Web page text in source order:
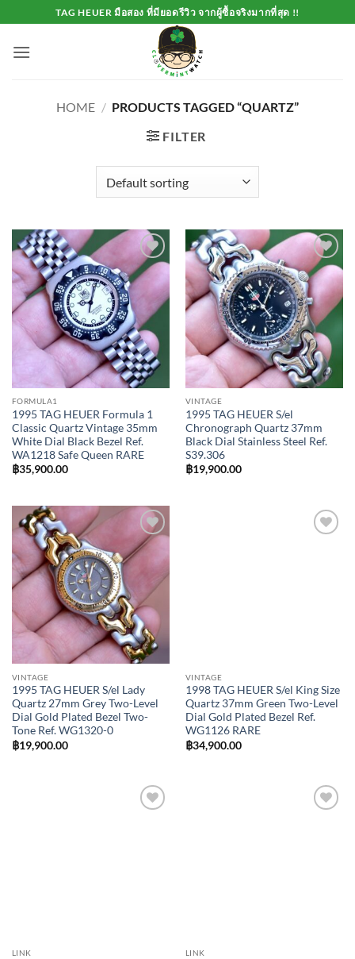
to
content
TAG HEUER มือสอง ที่มียอดรีวิว จากผู้ซื้อจริงมากที่สุด !!
HOME / PRODUCTS TAGGED “QUARTZ”
FILTER
Add to
Wishlist
FORMULA1
1995 TAG HEUER Formula 1
Classic Quartz Vintage 35mm
White Dial Black Bezel Ref.
WA1218 Safe Queen RARE
฿35,900.00
Add to
Wishlist
VINTAGE
1995 TAG HEUER S/el
Chronograph Quartz 37mm
Black Dial Stainless Steel Ref.
S39.306
฿19,900.00
Add to
Wishlist
VINTAGE
1995 TAG HEUER S/el Lady
Quartz 27mm Grey Two-Level
Dial Gold Plated Bezel Two-
Tone Ref. WG1320-0
฿19,900.00
VINTAGE
1998 TAG HEUER S/el King Size
Quartz 37mm Green Two-Level
Dial Gold Plated Bezel Ref.
WG1126 RARE
฿34,900.00
LINK LINK